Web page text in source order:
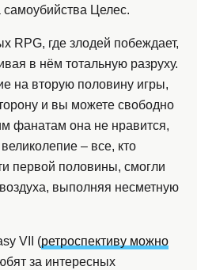
Целес.
RPG, где злодей побеждает,
в нём тотальную разруху.
на вторую половину игры,
и вы можете свободно
фанатам она не нравится,
– все, кто
первой половины, смогли
выполняя несметную
VII (ретроспективу можно
за интересных